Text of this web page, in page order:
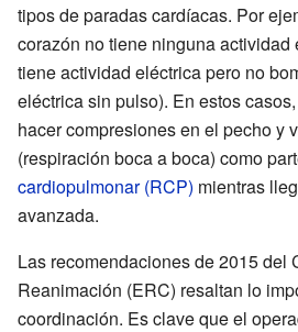
tipos de paradas cardíacas. Por
corazón no tiene ninguna actividad
tiene actividad eléctrica pero no
eléctrica sin pulso). En estos
hacer compresiones en el pecho y
(respiración boca a boca) como
cardiopulmonar (RCP) mientras
avanzada.
Las recomendaciones de 2015 del
Reanimación (ERC) resaltan lo
coordinación. Es clave que el